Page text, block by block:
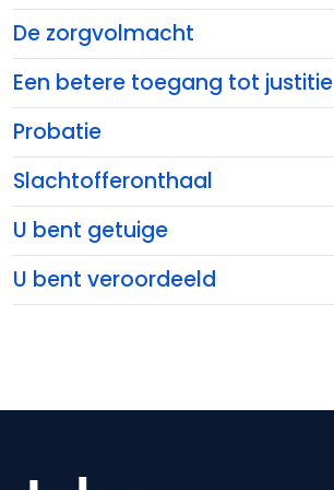
De zorgvolmacht
Een betere toegang tot justitie
Probatie
Slachtofferonthaal
U bent getuige
U bent veroordeeld